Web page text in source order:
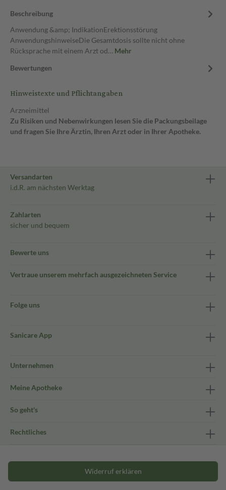
Beschreibung
Anwendung &amp; IndikationErektionsstörung
AnwendungshinweiseDie Gesamtdosis sollte nicht ohne
Rücksprache mit einem Arzt od… Mehr
Bewertungen
Hinweistexte und Pflichtangaben
Arzneimittel
Zu Risiken und Nebenwirkungen lesen Sie die Packungsbeilage
und fragen Sie Ihre Ärztin, Ihren Arzt oder in Ihrer Apotheke.
Versandarten
i.d.R. am nächsten Werktag
Zahlarten
sicher und bequem
Bewerte uns
Vertraue unserem mehrfach ausgezeichneten Service
Folge uns
Sanicare App
Unternehmen
Meine Apotheke
So geht's
Rechtliches
Widerruf erklären